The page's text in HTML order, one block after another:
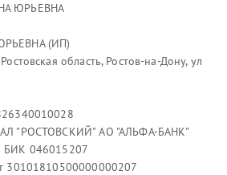
ЮРЬЕВНА
(ИП)
область, Ростов-на-Дону, ул
"РОСТОВСКИЙ" АО "АЛЬФА-БАНК"
БИК 046015207
30101810500000000207